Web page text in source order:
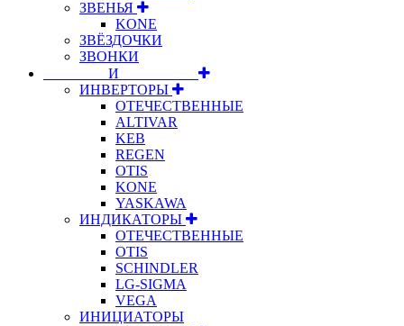
ЗВЕНЬЯ
KONE
ЗВЁЗДОЧКИ
ЗВОНКИ
⠀⠀⠀⠀⠀⠀И⠀⠀⠀⠀⠀⠀⠀
ИНВЕРТОРЫ
ОТЕЧЕСТВЕННЫЕ
ALTIVAR
KEB
REGEN
OTIS
KONE
YASKAWA
ИНДИКАТОРЫ
ОТЕЧЕСТВЕННЫЕ
OTIS
SCHINDLER
LG-SIGMA
VEGA
ИНИЦИАТОРЫ